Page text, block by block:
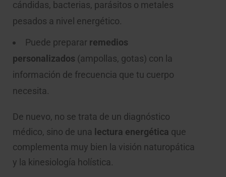
cándidas, bacterias, parásitos o metales
pesados a nivel energético.
Puede preparar remedios
personalizados (ampollas, gotas) con la
información de frecuencia que tu cuerpo
necesita.
De nuevo, no se trata de un diagnóstico
médico, sino de una lectura energética que
complementa muy bien la visión naturopática
y la kinesiología holística.